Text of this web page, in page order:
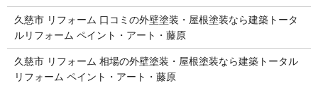
久慈市 リフォーム 口コミの外壁塗装・屋根塗装なら建築トータ
ルリフォーム ペイント・アート・藤原
久慈市 リフォーム 相場の外壁塗装・屋根塗装なら建築トータル
リフォーム ペイント・アート・藤原